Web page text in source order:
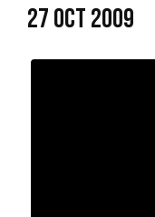
27 OCT 2009